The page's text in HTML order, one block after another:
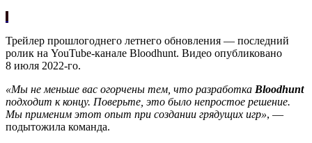
Трейлер прошлогоднего летнего обновления — последний
ролик на YouTube-канале Bloodhunt. Видео опубликовано
8 июля 2022-го.
«Мы не меньше вас огорчены тем, что разработка Bloodhunt
подходит к концу. Поверьте, это было непростое решение.
Мы применим этот опыт при создании грядущих игр», —
подытожила команда.